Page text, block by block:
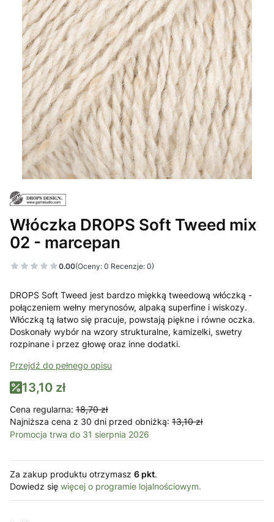
Włóczka DROPS Soft Tweed mix
02 - marcepan
0.00(Oceny: 0 Recenzje: 0)
DROPS Soft Tweed jest bardzo miękką tweedową włóczką -
połączeniem wełny merynosów, alpaką superfine i wiskozy.
Włóczką tą łatwo się pracuje, powstają piękne i równe oczka.
Doskonały wybór na wzory strukturalne, kamizelki, swetry
rozpinane i przez głowę oraz inne dodatki.
Przejdź do pełnego opisu
13,10 zł
Cena regularna: 18,70 zł
Najniższa cena z 30 dni przed obniżką: 13,10 zł
Promocja trwa do 31 sierpnia 2026
Za zakup produktu otrzymasz 6 pkt.
Dowiedz się więcej o programie lojalnościowym.